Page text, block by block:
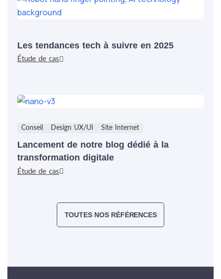
Les tendances tech à suivre en 2025
Étude de cas
Conseil Design UX/UI Site Internet
Lancement de notre blog dédié à la
transformation digitale
Étude de cas
TOUTES NOS RÉFÉRENCES